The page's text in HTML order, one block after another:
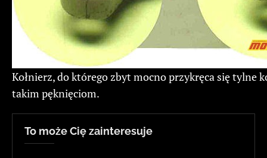
Kołnierz, do którego zbyt mocno przykręca się tylne
takim pęknięciom.
To może Cię zainteresuje